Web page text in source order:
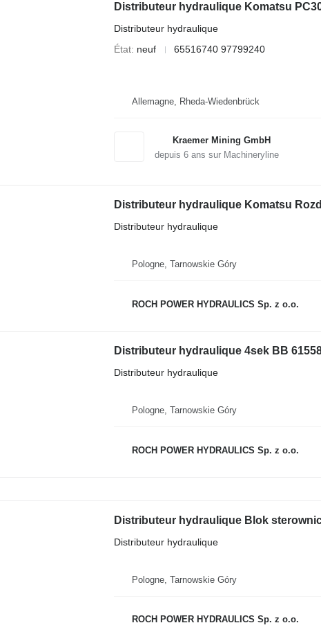
Distributeur hydraulique Komatsu
Distributeur hydraulique
État neuf 65516740 97799240
Allemagne, Rheda-Wiedenbrück
Kraemer Mining GmbH
depuis 6ans sur Machineryline
Distributeur hydraulique
Pologne, Tarnowskie Góry
ROCH POWER HYDRAULICS Sp. z o.o.
Distributeur hydraulique 4sek BB
Distributeur hydraulique
Pologne, Tarnowskie Góry
ROCH POWER HYDRAULICS Sp. z o.o.
Distributeur hydraulique
Pologne, Tarnowskie Góry
ROCH POWER HYDRAULICS Sp. z o.o.